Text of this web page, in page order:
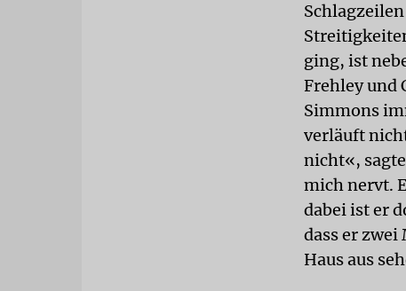
ging, ist
Frehley und
Simmons
verläuft
nicht«,
mich nervt.
dabei ist er
dass er
Haus aus